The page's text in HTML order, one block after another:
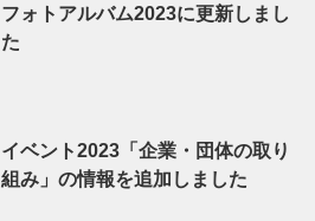
フォトアルバム2023に更新しまし
た
イベント2023「企業・団体の取り
組み」の情報を追加しました